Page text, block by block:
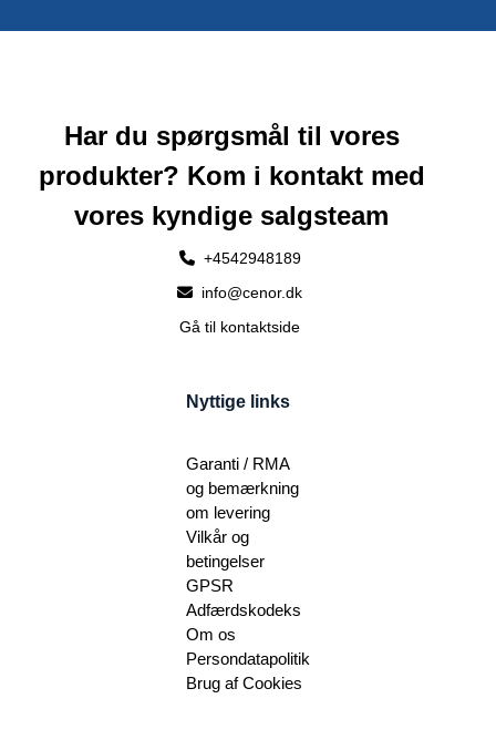
Har du spørgsmål til vores
produkter? Kom i kontakt med
vores kyndige salgsteam
+4542948189
info@cenor.dk
Gå til kontaktside
Nyttige links
Garanti / RMA
og bemærkning
om levering
Vilkår og
betingelser
GPSR
Adfærdskodeks
Om os
Persondatapolitik
Brug af Cookies